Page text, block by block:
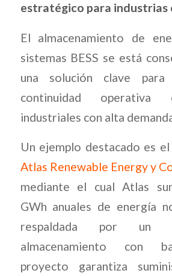
estratégico para industrias
El almacenamiento de
sistemas BESS se está
una solución clave para
continuidad operativa
industriales con alta
Un ejemplo destacado es el
Atlas Renewable Energy y
mediante el cual Atlas
GWh anuales de energía
respaldada por un
almacenamiento con
proyecto garantiza